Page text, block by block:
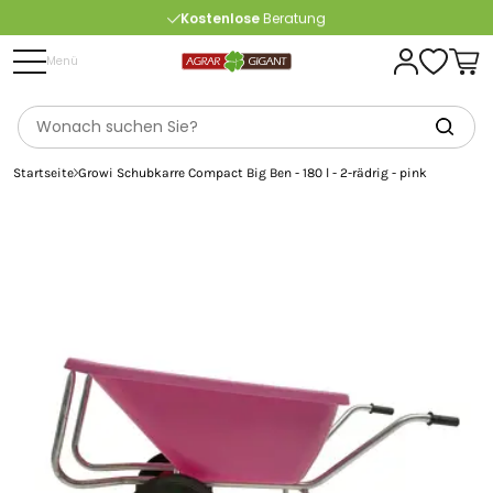
KostenloseBeratung
ab 175 € (in DE) – außer Sperrgut
Menü
Startseite Growi Schubkarre Compact Big Ben - 180 l - 2-rädrig - pink